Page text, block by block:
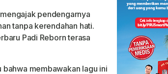
pendengarnya
tanpa kerendahan hati.
Padi Reborn terasa
membawakan lagu ini